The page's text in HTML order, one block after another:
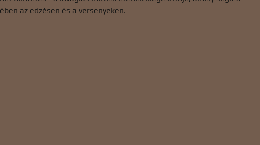
az edzésen és a versenyeken.